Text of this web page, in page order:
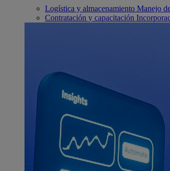
Logística y almacenamiento Manejo
Contratación y capacitación